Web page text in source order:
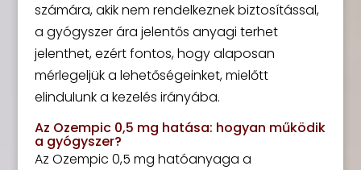
számára, akik nem rendelkeznek biztosítással,
a gyógyszer ára jelentős anyagi terhet
jelenthet, ezért fontos, hogy alaposan
mérlegeljük a lehetőségeinket, mielőtt
elindulunk a kezelés irányába.
Az Ozempic 0,5 mg hatása: hogyan működik
a gyógyszer?
Az Ozempic 0,5 mg hatóanyaga a